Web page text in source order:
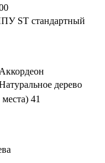
ST стандартный
Аккордеон
дерево
41